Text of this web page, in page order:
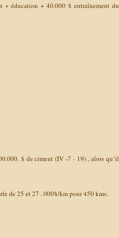
+ éducation + 40.000 $ entraînement du
$ de ciment (IV -7 - 19) , alors qu’il
de 25 et 27 . 000$/km pour 450 kms.